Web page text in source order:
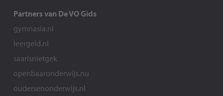
Partners van De VO Gids
gymnasia.nl
leergeld.nl
saarisnietgek
openbaaronderwijs.nu
oudersenonderwijs.nl